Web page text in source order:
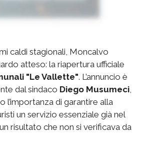
caldi stagionali, Moncalvo
atteso: la riapertura ufficiale
"Le Vallette". L’annuncio è
dal sindaco Diego Musumeci
l’importanza di garantire alla
un servizio essenziale già nel
, un risultato che non si verificava da